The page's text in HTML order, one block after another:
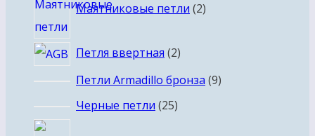
Маятниковые петли 2товара
Петля ввертная 22
товара
Петли Armadillo бронза 99
Черные петли 2525